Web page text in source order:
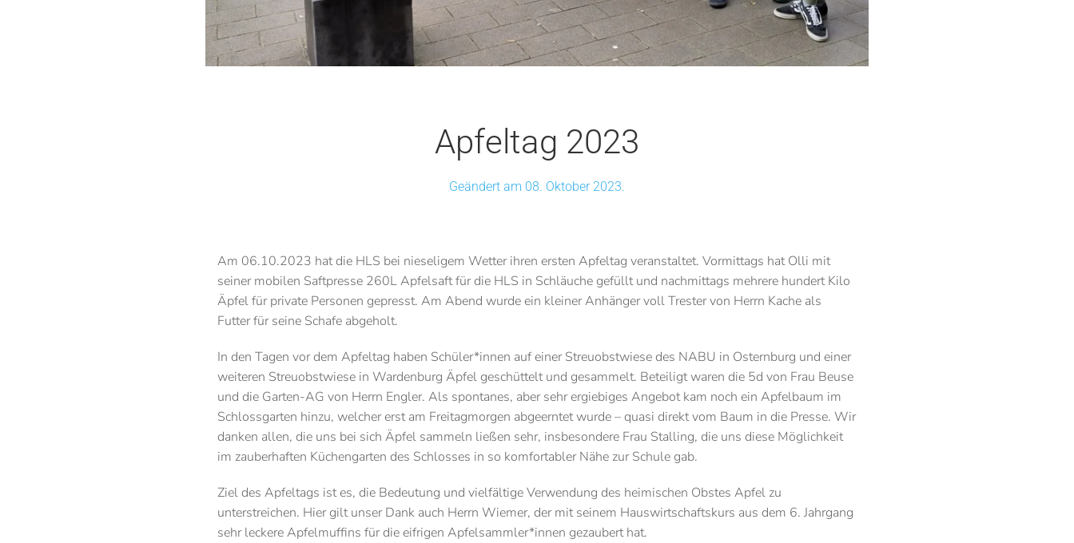
Apfeltag 2023
Geändert am 08. Oktober 2023.
Am 06.10.2023 hat die HLS bei nieseligem Wetter ihren ersten Apfeltag veranstaltet. Vormittags hat Olli mit
seiner mobilen Saftpresse 260L Apfelsaft für die HLS in Schläuche gefüllt und nachmittags mehrere hundert Kilo
Äpfel für private Personen gepresst. Am Abend wurde ein kleiner Anhänger voll Trester von Herrn Kache als
Futter für seine Schafe abgeholt.
In den Tagen vor dem Apfeltag haben Schüler*innen auf einer Streuobstwiese des NABU in Osternburg und einer
weiteren Streuobstwiese in Wardenburg Äpfel geschüttelt und gesammelt. Beteiligt waren die 5d von Frau Beuse
und die Garten-AG von Herrn Engler. Als spontanes, aber sehr ergiebiges Angebot kam noch ein Apfelbaum im
Schlossgarten hinzu, welcher erst am Freitagmorgen abgeerntet wurde – quasi direkt vom Baum in die Presse. Wir
danken allen, die uns bei sich Äpfel sammeln ließen sehr, insbesondere Frau Stalling, die uns diese Möglichkeit
im zauberhaften Küchengarten des Schlosses in so komfortabler Nähe zur Schule gab.
Ziel des Apfeltags ist es, die Bedeutung und vielfältige Verwendung des heimischen Obstes Apfel zu
unterstreichen. Hier gilt unser Dank auch Herrn Wiemer, der mit seinem Hauswirtschaftskurs aus dem 6. Jahrgang
sehr leckere Apfelmuffins für die eifrigen Apfelsammler*innen gezaubert hat.